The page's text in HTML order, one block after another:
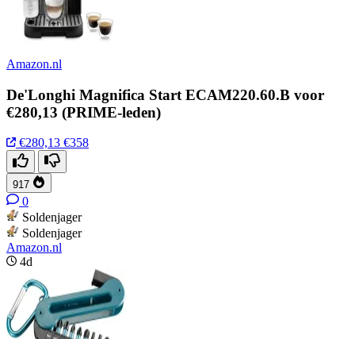
Amazon.nl
De'Longhi Magnifica Start ECAM220.60.B voor
€280,13 (PRIME-leden)
€280,13 €358
917
0
Soldenjager
Soldenjager
Amazon.nl
4d